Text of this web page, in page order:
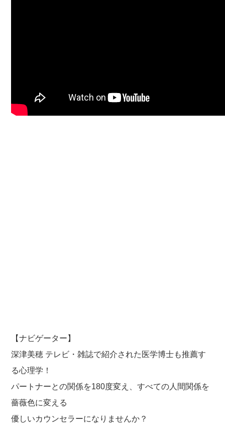
【ナビゲーター】
深津美穂 テレビ・雑誌で紹介された医学博士も推薦す
る心理学！
パートナーとの関係を180度変え、すべての人間関係を
薔薇色に変える
優しいカウンセラーになりませんか？